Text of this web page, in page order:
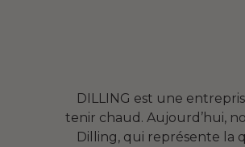
DILLING est une
tenir chaud. Aujourd’hui,
Dilling, qui représente la